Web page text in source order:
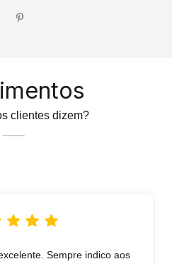
clientes dizem?
Sempre indico aos